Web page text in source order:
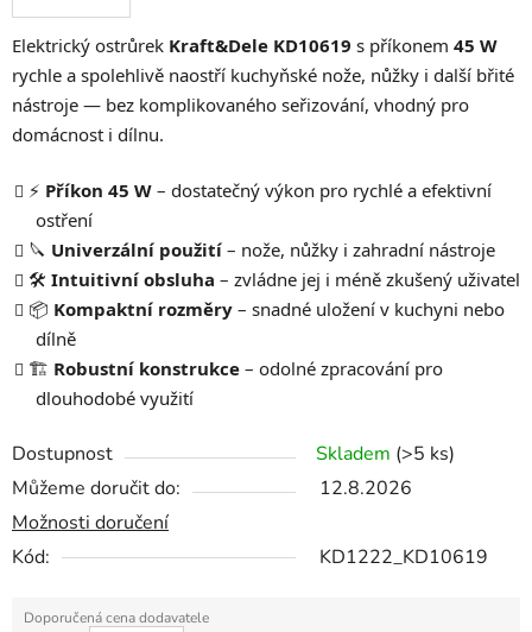
Elektrický ostrůrek Kraft&Dele KD10619 s příkonem 45 W
rychle a spolehlivě naostří kuchyňské nože, nůžky i další břité
nástroje — bez komplikovaného seřizování, vhodný pro
domácnost i dílnu.
⚡ Příkon 45 W – dostatečný výkon pro rychlé a efektivní
ostření
🔪 Univerzální použití – nože, nůžky i zahradní nástroje
🛠️ Intuitivní obsluha – zvládne jej i méně zkušený uživatel
📦 Kompaktní rozměry – snadné uložení v kuchyni nebo
dílně
🏗️ Robustní konstrukce – odolné zpracování pro
dlouhodobé využití
Dostupnost Skladem (>5 ks)
Můžeme doručit do:
12.8.2026
Možnosti doručení
Kód:
KD1222_KD10619